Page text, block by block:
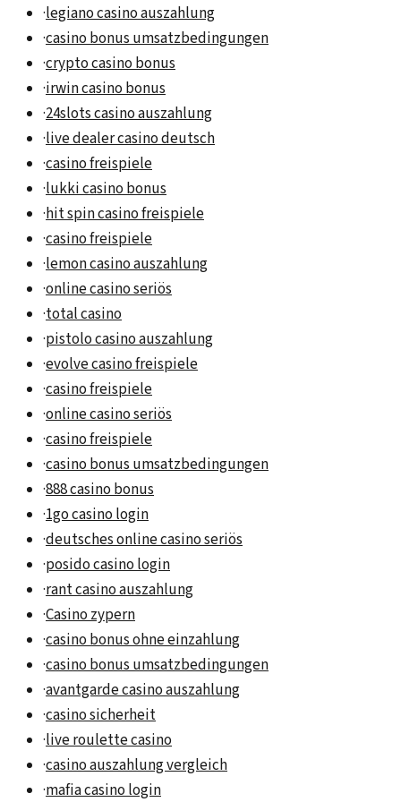
·legiano casino auszahlung
·casino bonus umsatzbedingungen
·crypto casino bonus
·irwin casino bonus
·24slots casino auszahlung
·live dealer casino deutsch
·casino freispiele
·lukki casino bonus
·hit spin casino freispiele
·casino freispiele
·lemon casino auszahlung
·online casino seriös
·total casino
·pistolo casino auszahlung
·evolve casino freispiele
·casino freispiele
·online casino seriös
·casino freispiele
·casino bonus umsatzbedingungen
·888 casino bonus
·1go casino login
·deutsches online casino seriös
·posido casino login
·rant casino auszahlung
·Casino zypern
·casino bonus ohne einzahlung
·casino bonus umsatzbedingungen
·avantgarde casino auszahlung
·casino sicherheit
·live roulette casino
·casino auszahlung vergleich
·mafia casino login